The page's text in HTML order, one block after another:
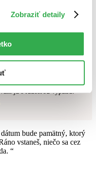
Zobraziť detaily
ju s radosťou vypátra!
bude pamätný, ktorý
vstaneš, niečo sa cez